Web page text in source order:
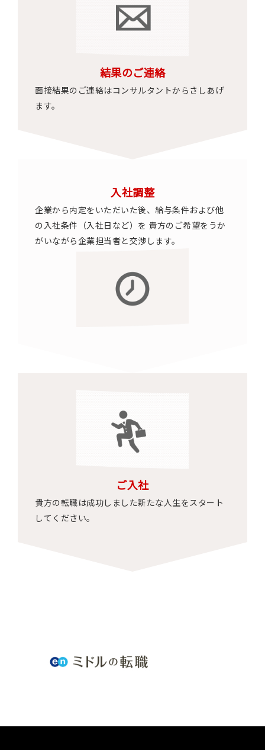
結果のご連絡
面接結果のご連絡はコンサルタントからさしあげ
ます。
入社調整
企業から内定をいただいた後、給与条件および他
の入社条件（入社日など）を 貴方のご希望をうか
がいながら企業担当者と交渉します。
ご入社
貴方の転職は成功しました新たな人生をスタート
してください。